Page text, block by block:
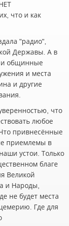
что и как
"радио",
Державы. А в
и общинные
и места
и другие
что
любое
привнесённые
приемлемы в
устои. Только
благе
Великой
и Народы,
не будет места
Где для